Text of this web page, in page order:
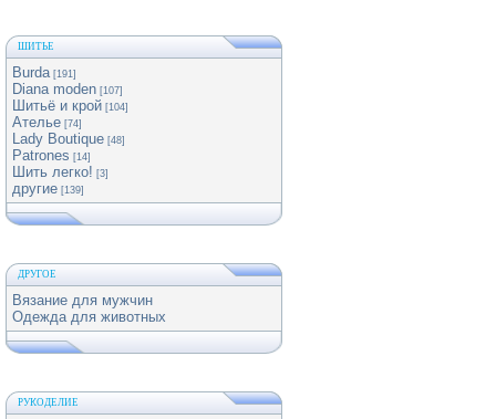
ШИТЬЕ
Burda [191]
Diana moden [107]
Шитьё и крой [104]
Ателье [74]
Lady Boutique [48]
Patrones [14]
Шить легко! [3]
другие [139]
ДРУГОЕ
Вязание для мужчин
Одежда для животных
РУКОДЕЛИЕ